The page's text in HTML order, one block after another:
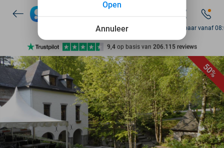
7 dagen per week beschikbaar
10+ miljoen leden
9,4 op basis van 206.115 reviews
Ontdek 15.000+ deals
7 dagen per week beschikbaar
10+ miljoen leden
Bereikbaar vanaf
50%
Annuleer
Open